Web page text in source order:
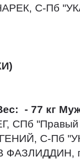
С-Пб
- 77 кг
"Правый
С-Пб
г.